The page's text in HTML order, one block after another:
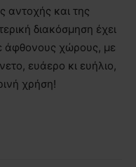
αντοχής και της
διακόσμηση έχει
άφθονους χώρους, με
ευάερο κι ευήλιο,
χρήση!